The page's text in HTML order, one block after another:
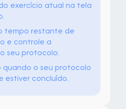
exercício atual na tela
tempo restante de
e controle a
seu protocolo.
quando o seu protocolo
estiver concluído.